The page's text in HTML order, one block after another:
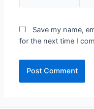
Save my name,
for the next time I